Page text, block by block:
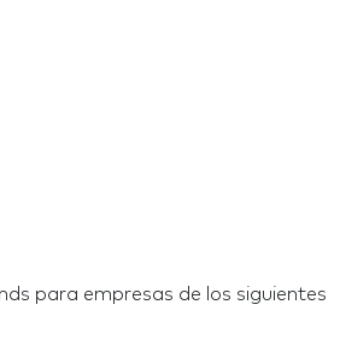
para empresas de los siguientes